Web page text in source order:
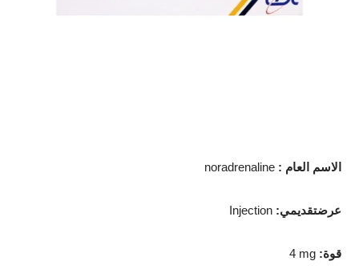
noradrenaline : الاسم العام
Injection :عرضتقديمي
4 mg :قوة